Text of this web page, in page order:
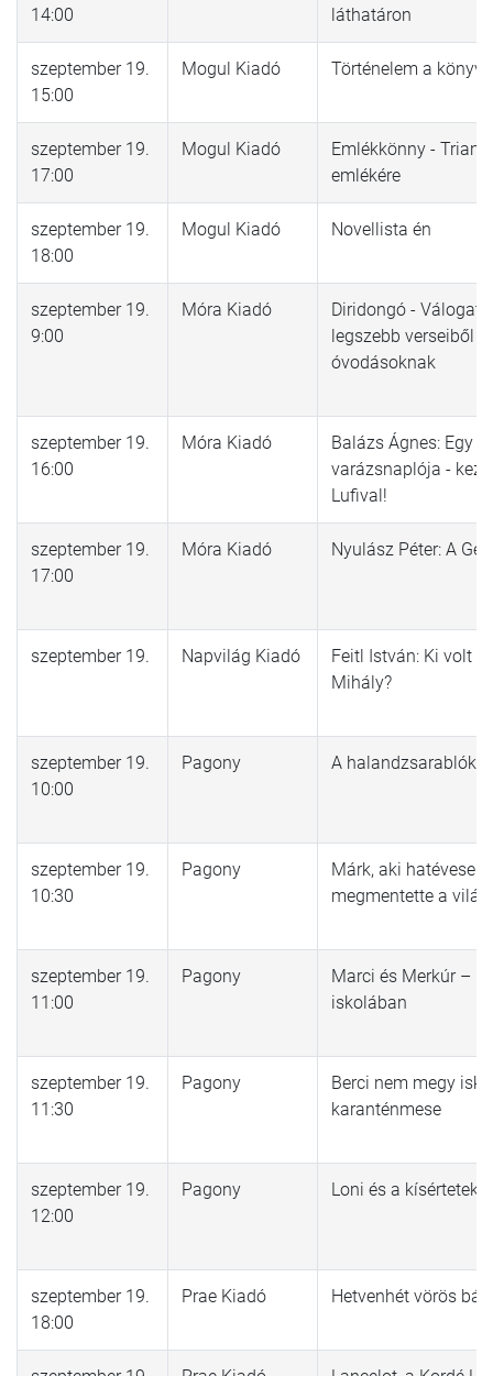
14:00
láthatáron
szeptember 19.
15:00
Mogul Kiadó Történelem a
szeptember 19.
17:00
Mogul Kiadó
Emlékkönny -
emlékére
szeptember 19.
18:00
Mogul Kiadó Novellista én
szeptember 19.
9:00
Móra Kiadó
Diridongó -
legszebb verseiből
óvodásoknak
szeptember 19.
16:00
Móra Kiadó
Balázs Ágnes: Egy
varázsnaplója -
Lufival!
szeptember 19.
17:00
Móra Kiadó Nyulász Péter: A
szeptember 19. Napvilág Kiadó
Feitl István: Ki volt
Mihály?
szeptember 19.
10:00
Pagony A halandzsarablók
szeptember 19.
10:30
Pagony
Márk, aki hatévesen
megmentette a
szeptember 19.
11:00
Pagony
Marci és Merkúr –
iskolában
szeptember 19.
11:30
Pagony
Berci nem megy
karanténmese
szeptember 19.
12:00
Pagony Loni és a kísértetek
szeptember 19.
18:00
Prae Kiadó Hetvenhét vörös